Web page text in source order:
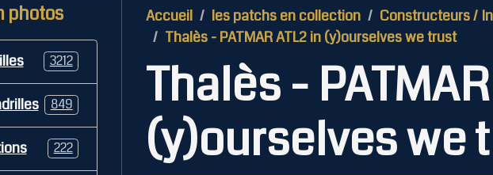
Accueil les patchs en collection
Constructeurs /
Thalès - PATMAR ATL2 in (y)ourselves we trust
Thalès -
(y)ourselves we
photos
3212
849
222